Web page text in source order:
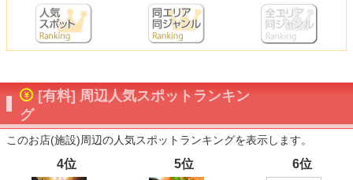
[有料] 周辺人気スポットランキン
グ
このお店(施設)周辺の人気スポットランキングを表示します。
4位 5位 6位